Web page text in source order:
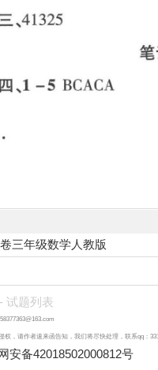
三年级数学人教版
- 试题列表
，请作者速来函告知，我们将尽快处理，联系qq：
安备42018502000812号